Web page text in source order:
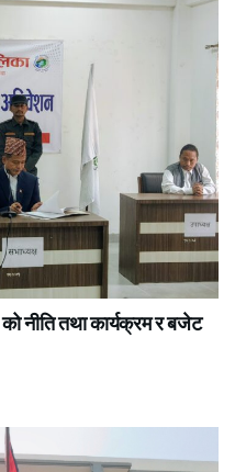
नीति तथा कार्यक्रम र बजेट